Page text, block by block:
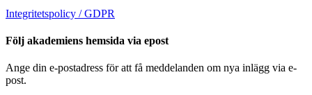
Integritetspolicy / GDPR
Följ akademiens hemsida via epost
Ange din e-postadress för att få meddelanden om nya inlägg via e-
post.